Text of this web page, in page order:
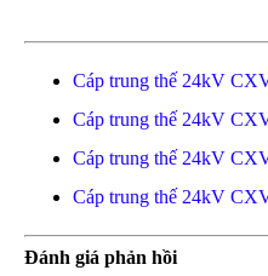
Cáp trung thế 24kV
Cáp trung thế 24kV
Cáp trung thế 24kV
Cáp trung thế 24kV
Đánh giá phản hồi